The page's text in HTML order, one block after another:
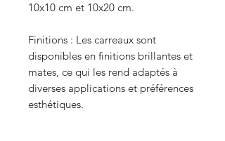
10x10 cm et 10x20 cm.
Finitions : Les carreaux sont
disponibles en finitions brillantes et
mates, ce qui les rend adaptés à
diverses applications et préférences
esthétiques.